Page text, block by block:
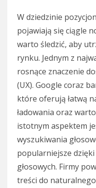
W dziedzinie
pojawiają się ciągle
warto śledzić, aby
rynku. Jednym z
rosnące znaczenie
(UX). Google coraz
które oferują łatwą
ładowania oraz
istotnym aspektem
wyszukiwania
popularniejsze
głosowych. Firmy
treści do